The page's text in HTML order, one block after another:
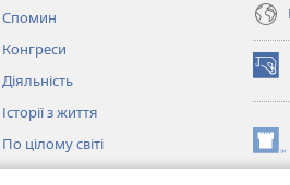
Спомин
Конгреси
Діяльність
Історії з життя
По цілому світі
у
вікні)
у